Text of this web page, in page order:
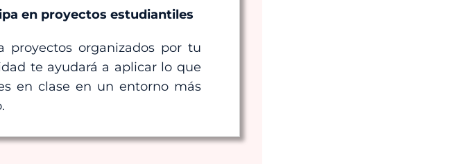
en proyectos estudiantiles
proyectos organizados por tu
te ayudará a aplicar lo que
en clase en un entorno más